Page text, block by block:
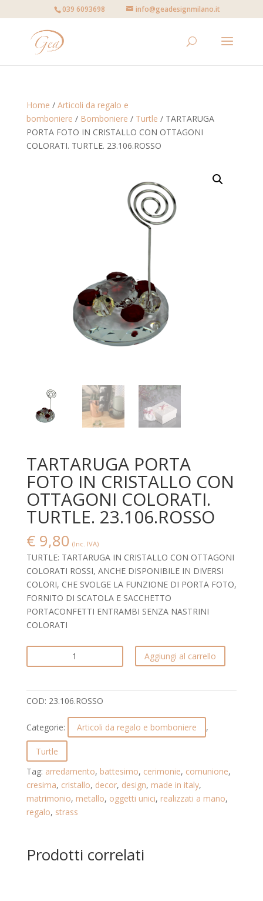
039 6093698 info@geadesignmilano.it
Home / Articoli da regalo e
bomboniere / Bomboniere / Turtle / TARTARUGA
PORTA FOTO IN CRISTALLO CON OTTAGONI
COLORATI. TURTLE. 23.106.ROSSO
TARTARUGA PORTA
FOTO IN CRISTALLO CON
OTTAGONI COLORATI.
TURTLE. 23.106.ROSSO
€9,80 (Inc. IVA)
TURTLE: TARTARUGA IN CRISTALLO CON OTTAGONI
COLORATI ROSSI, ANCHE DISPONIBILE IN DIVERSI
COLORI, CHE SVOLGE LA FUNZIONE DI PORTA FOTO,
FORNITO DI SCATOLA E SACCHETTO
PORTACONFETTI ENTRAMBI SENZA NASTRINI
COLORATI
TARTARUGA
PORTA
IN
CRISTALLO
OTTAGONI
COLORATI.
TURTLE.
23.106.ROSSO
quantità
Aggiungi al carrello
COD: 23.106.ROSSO
Categorie: Articoli da regalo e bomboniere ,
Turtle
Tag: arredamento, battesimo, cerimonie, comunione,
cresima, cristallo, decor, design, made in italy,
matrimonio, metallo, oggetti unici, realizzati a mano,
regalo, strass
Prodotti correlati